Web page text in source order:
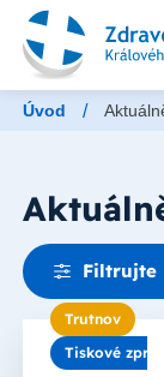
Úvod /
Filtrujte
Trutnov
Tiskové zprávy